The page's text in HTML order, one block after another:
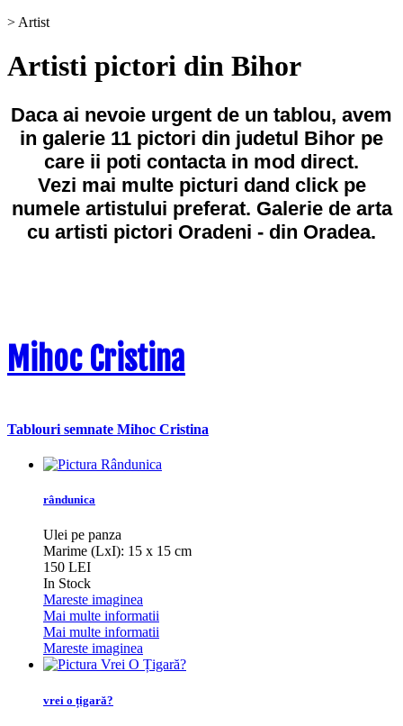
> Artist
Artisti pictori din Bihor
Daca ai nevoie urgent de un tablou, avem
in galerie 11 pictori din judetul Bihor pe
care ii poti contacta in mod direct.
Vezi mai multe picturi dand click pe
numele artistului preferat. Galerie de arta
cu artisti pictori Oradeni - din Oradea.
Mihoc Cristina
Tablouri semnate Mihoc Cristina
rândunica
Ulei pe panza
Marime (LxI): 15 x 15 cm
150 LEI
In Stock
Mareste imaginea
Mai multe informatii
Mai multe informatii
Mareste imaginea
vrei o țigară?